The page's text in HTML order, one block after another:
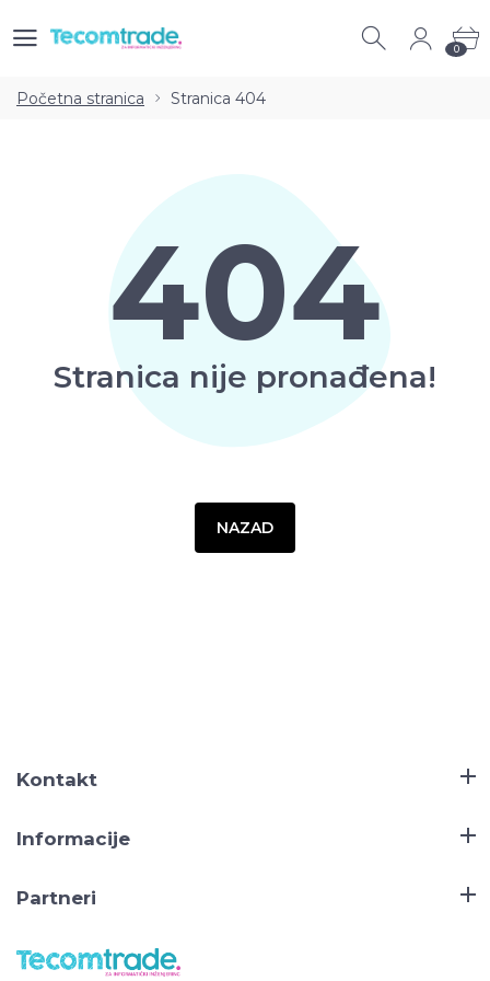
0 0
Početna stranica Stranica 404
404
Stranica nije pronađena!
NAZAD
Kontakt
Informacije
Partneri